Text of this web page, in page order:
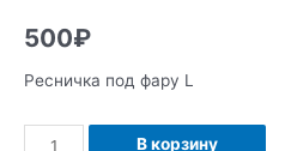
500₽
Ресничка под фару L
Количество
В корзину